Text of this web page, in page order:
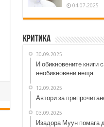
04.07.2025
Критика
30.09.2025
И обикновените книги
необикновени неща
12.09.2025
Автори за
03.09.2025
Изадора Муун помага